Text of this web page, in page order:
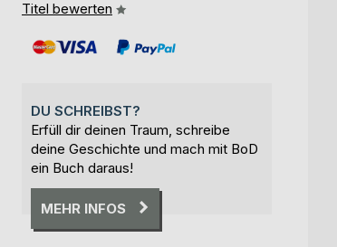
Titel bewerten
DU SCHREIBST?
Erfüll dir deinen Traum, schreibe
deine Geschichte und mach mit BoD
ein Buch daraus!
MEHR INFOS